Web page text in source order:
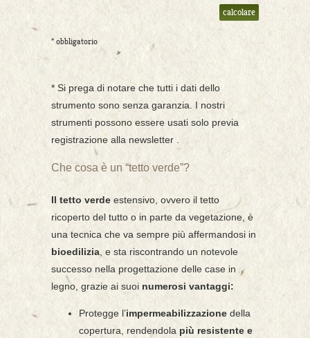
* obbligatorio
* Si prega di notare che tutti i dati dello
strumento sono senza garanzia. I nostri
strumenti possono essere usati solo previa
registrazione alla newsletter .
Che cosa è un “tetto verde”?
Il tetto verde estensivo, ovvero il tetto
ricoperto del tutto o in parte da vegetazione, è
una tecnica che va sempre più affermandosi in
bioedilizia , e sta riscontrando un notevole
successo nella progettazione delle case in
legno, grazie ai suoi numerosi vantaggi:
Protegge l’impermeabilizzazione della
copertura, rendendola più resistente e